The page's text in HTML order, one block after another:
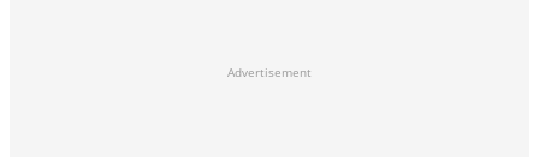
Advertisement